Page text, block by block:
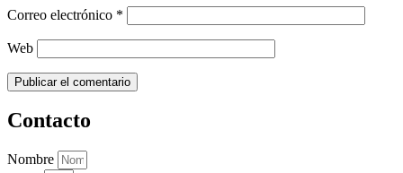
Correo electrónico *
Web
Contacto
Nombre